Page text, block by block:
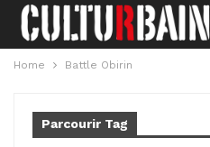
Home Battle Obirin
Parcourir Tag